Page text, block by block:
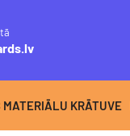
MATERIĀLU KRĀTUVE